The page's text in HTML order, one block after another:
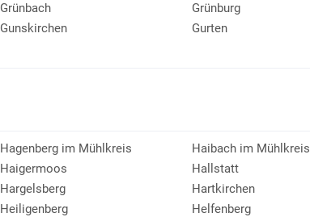
Grünbach
Grünburg
Gunskirchen
Gurten
Hagenberg im Mühlkreis
Haibach im Mühlkreis
Haigermoos
Hallstatt
Hargelsberg
Hartkirchen
Heiligenberg
Helfenberg